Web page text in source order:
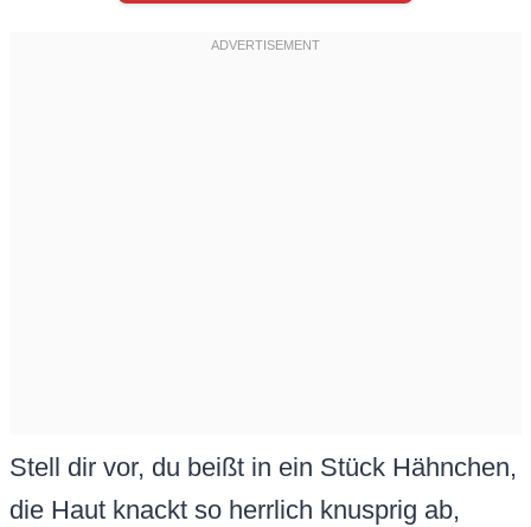
Stell dir vor, du beißt in ein Stück Hähnchen,
die Haut knackt so herrlich knusprig ab,